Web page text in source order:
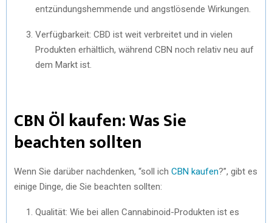
entzündungshemmende und angstlösende Wirkungen.
Verfügbarkeit: CBD ist weit verbreitet und in vielen
Produkten erhältlich, während CBN noch relativ neu auf
dem Markt ist.
CBN Öl kaufen: Was Sie
beachten sollten
Wenn Sie darüber nachdenken, “soll ich CBN kaufen?”, gibt es
einige Dinge, die Sie beachten sollten:
Qualität: Wie bei allen Cannabinoid-Produkten ist es